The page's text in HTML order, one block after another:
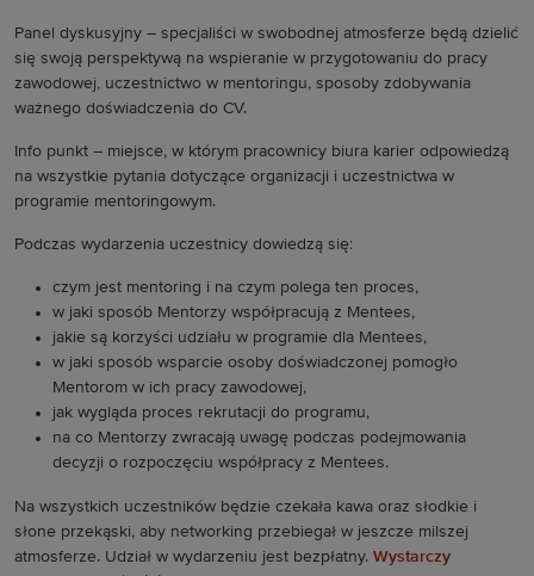
Panel dyskusyjny – specjaliści w swobodnej atmosferze będą dzielić
się swoją perspektywą na wspieranie w przygotowaniu do pracy
zawodowej, uczestnictwo w mentoringu, sposoby zdobywania
ważnego doświadczenia do CV.
Info punkt – miejsce, w którym pracownicy biura karier odpowiedzą
na wszystkie pytania dotyczące organizacji i uczestnictwa w
programie mentoringowym.
Podczas wydarzenia uczestnicy dowiedzą się:
czym jest mentoring i na czym polega ten proces,
w jaki sposób Mentorzy współpracują z Mentees,
jakie są korzyści udziału w programie dla Mentees,
w jaki sposób wsparcie osoby doświadczonej pomogło
Mentorom w ich pracy zawodowej,
jak wygląda proces rekrutacji do programu,
na co Mentorzy zwracają uwagę podczas podejmowania
decyzji o rozpoczęciu współpracy z Mentees.
Na wszystkich uczestników będzie czekała kawa oraz słodkie i
słone przekąski, aby networking przebiegał w jeszcze milszej
atmosferze. Udział w wydarzeniu jest bezpłatny. Wystarczy